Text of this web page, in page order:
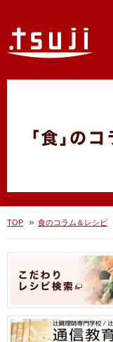
TOP 食のコラム＆レシピ